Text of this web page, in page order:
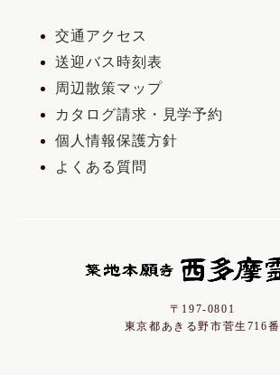
交通アクセス
送迎バス時刻表
周辺散策マップ
カタログ請求・見学予約
個人情報保護方針
よくある質問
〒197-0801
東京都あきる野市菅生716番